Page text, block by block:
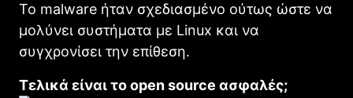
Το malware ήταν σχεδιασμένο ούτως ώστε να
μολύνει συστήματα με Linux και να
συγχρονίσει την επίθεση.
Τελικά είναι το open source ασφαλές;